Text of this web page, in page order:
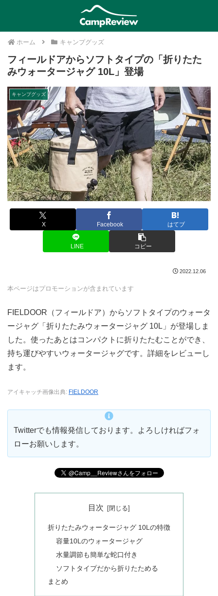
ホーム キャンプグッズ
フィールドアからソフトタイプの「折りたた
みウォータージャグ 10L」登場
キャンプグッズ
X Facebook はてブ
LINE コピー
2022.12.06
本ページはプロモーションが含まれています
FIELDOOR（フィールドア）からソフトタイプのウォータ
ージャグ「折りたたみウォータージャグ 10L」が登場しま
した。使ったあとはコンパクトに折りたたむことができ、
持ち運びやすいウォータージャグです。詳細をレビューし
ます。
アイキャッチ画像出典: FIELDOOR
Twitterでも情報発信しております。よろしければフォ
ローお願いします。
目次
折りたたみウォータージャグ 10Lの特徴
容量10Lのウォータージャグ
水量調節も簡単な蛇口付き
ソフトタイプだから折りたためる
まとめ